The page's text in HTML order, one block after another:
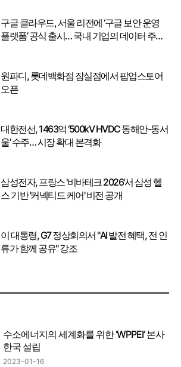
구글 클라우드, 서울 리전에 ‘구글 보안 운영
플랫폼’ 공식 출시… 국내 기업의 데이터 주권
원파디, 롯데백화점 잠실점에서 팝업스토어
오픈
대한전선, 1463억 ‘500kV HVDC 동해안-동서
울’ 수주… 시장 확대 본격화
삼성전자, 프랑스 '비바테크 2026'서 삼성 헬
스 기반 '커넥티드 케어' 비전 공개
이 대통령, G7 정상회의서 "AI 발전 혜택, 전 인
류가 함께 공유" 강조
수소에너지의 세계화를 위한 ‘WPPEI’ 본사
한국 설립
2023-01-16